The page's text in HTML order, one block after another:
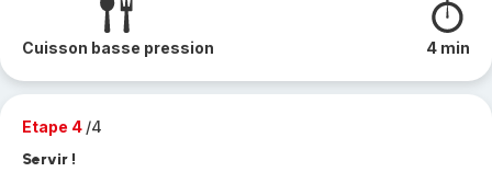
Cuisson basse pression 4 min
Etape 4 /4
Servir !